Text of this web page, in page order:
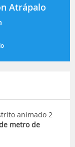
Atrápalo
animado 2
metro de